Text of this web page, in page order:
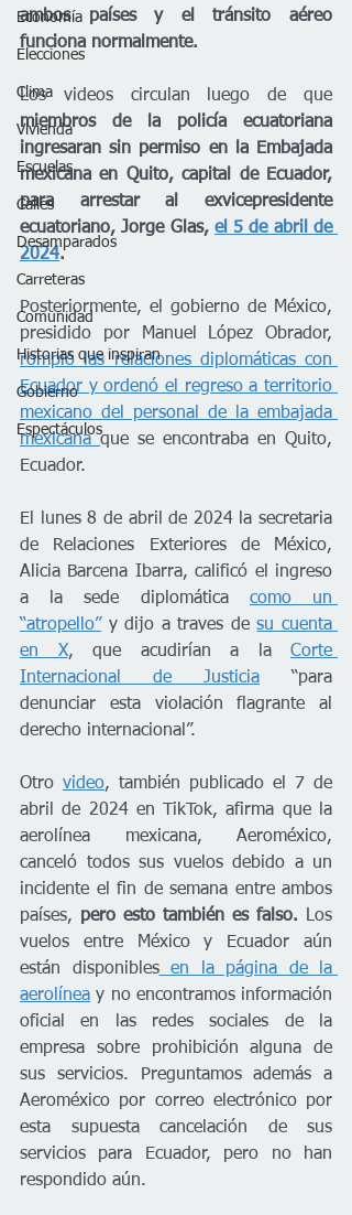
Economía
Elecciones
Clima
Vivienda
Escuelas
Calles
Desamparados
Carreteras
Comunidad
Historias que inspiran
Gobierno
Espectáculos
ambos países y el tránsito aéreo
funciona normalmente.
miembros de la policía ecuatoriana
ingresaran sin permiso en la Embajada
mexicana en Quito, capital de Ecuador,
para arrestar al exvicepresidente
ecuatoriano, Jorge Glas, el 5 de abril de
2024.
Posteriormente, el gobierno de México,
rompió las relaciones diplomáticas con
Ecuador y ordenó el regreso a territorio
mexicano del personal de la embajada
mexicana que se encontraba en Quito,
Ecuador.
El lunes 8 de abril de 2024 la secretaria
de Relaciones Exteriores de México,
Alicia Barcena Ibarra, calificó el ingreso
a la sede diplomática como un
“atropello” y dijo a traves de su cuenta
en X, que acudirían a la Corte
Internacional de Justicia “para
denunciar esta violación flagrante al
derecho internacional”.
Otro video, también publicado el 7 de
abril de 2024 en TikTok, afirma que la
aerolínea mexicana, Aeroméxico,
canceló todos sus vuelos debido a un
incidente el fin de semana entre ambos
países, pero esto también es falso.
Los
vuelos entre México y Ecuador aún
están disponibles en la página de la
aerolínea y no encontramos información
oficial en las redes sociales de la
empresa sobre prohibición alguna de
sus servicios. Preguntamos además a
Aeroméxico por correo electrónico por
esta supuesta cancelación de sus
servicios para Ecuador, pero no han
respondido aún.